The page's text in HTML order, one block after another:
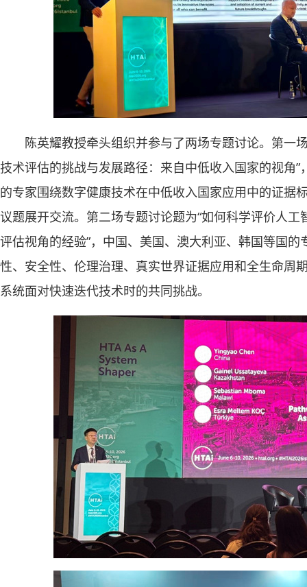
陈英耀教授牵头组织并参与了两场专题讨论。第一
技术评估的挑战与发展路径：来自中低收入国家的视角
的专家围绕数字健康技术在中低收入国家应用中的证据
议题展开交流。第二场专题讨论题为“如何科学评价人
评估视角的经验”，中国、美国、澳大利亚、韩国等国
性、安全性、伦理治理、真实世界证据应用和全生命周
系统面对快速迭代技术时的共同挑战。